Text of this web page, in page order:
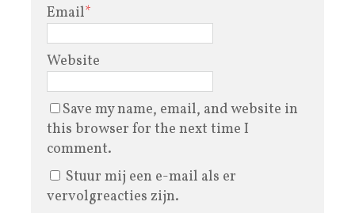
Email*
Website
Save my name, email, and website in
this browser for the next time I
comment.
Stuur mij een e-mail als er
vervolgreacties zijn.